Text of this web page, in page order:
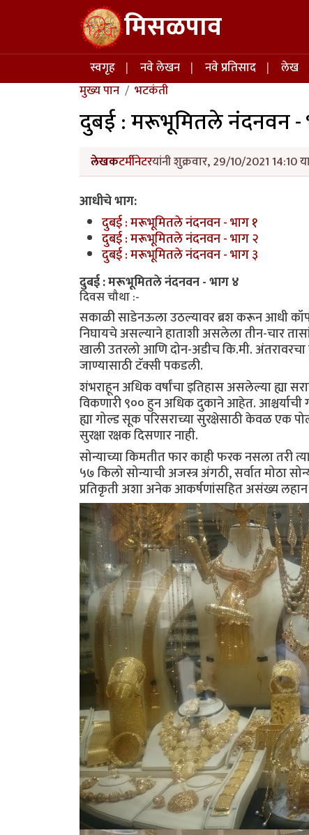
Skip to main content मिसळपाव
Main navigation
स्वगृह नवे लेखन नवे प्रतिसाद लेख
मुख्य पान
भटकंती
दुबई : मरूभूमितले नंदनवन -
लेखकटर्मीनेटरयांनी शुक्रवार, 29/10/2021 14:10
आधीचे भाग:
दुबई : मरूभूमितले नंदनवन - भाग १
दुबई : मरूभूमितले नंदनवन - भाग २
दुबई : मरूभूमितले नंदनवन - भाग ३
दुबई : मरूभूमितले नंदनवन - भाग ४
दिवस चौथा :-
सकाळी साडेनऊला उठल्यावर ब्रश करून आधी
निघायचे असल्याने हाताशी असलेला तीन-चार
खाली उतरलो आणि दोन-अडीच कि.मी.
जाण्यासाठी टॅक्सी पकडली.
शंभराहून अधिक वर्षांचा इतिहास असलेल्या ह्या
विकणारी ९०० हुन अधिक दुकाने आहेत. आश्चर्याची
ह्या गोल्ड सूक परिसराच्या सुरक्षेसाठी केवळ एक
सुरक्षा रक्षक दिसणार नाही.
सोन्याच्या किमतीत फार काही फरक नसला तरी
५७ किलो सोन्याची अजस्त्र अंगठी, सर्वात मोठा
प्रतिकृती अशा अनेक आकर्षणांसहित असंख्य लहान